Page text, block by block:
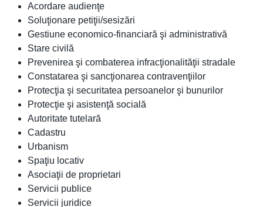
Acordare audienţe
Soluţionare petiţii/sesizări
Gestiune economico-financiară şi administrativă
Stare civilă
Prevenirea şi combaterea infracţionalităţii stradale
Constatarea şi sancţionarea contravenţiilor
Protecţia şi securitatea persoanelor şi bunurilor
Protecţie şi asistenţă socială
Autoritate tutelară
Cadastru
Urbanism
Spaţiu locativ
Asociaţii de proprietari
Servicii publice
Servicii juridice